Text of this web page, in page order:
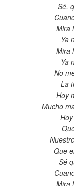
Sé,
Mira
Ya
Mira
Ya
No
La
Hoy
Mucho
Que
Sé
Mira